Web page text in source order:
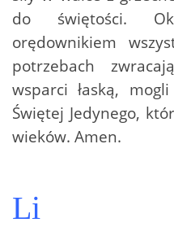
do świętości.
orędownikiem
potrzebach
wsparci łaską,
Świętej Jedynego,
wieków. Amen.
Li